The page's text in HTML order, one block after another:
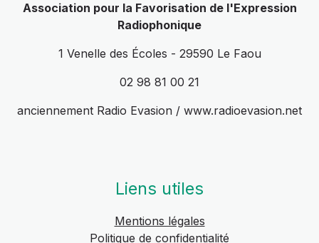
Association pour la Favorisation de l'Expression
Radiophonique
1 Venelle des Écoles - 29590 Le Faou
02 98 81 00 21
anciennement Radio Evasion / www.radioevasion.net
Liens utiles
Mentions légales
Politique de confidentialité